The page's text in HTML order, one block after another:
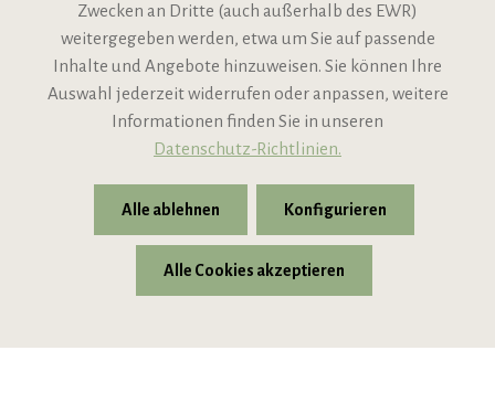
Informationen
Support
* Alle Preise inkl. gesetzl. Mehrwertsteuer zzgl.Versandkosten
Zwecken an Dritte (auch außerhalb des EWR)
weitergegeben werden, etwa um Sie auf passende
Inhalte und Angebote hinzuweisen. Sie können Ihre
Auswahl jederzeit widerrufen oder anpassen, weitere
Informationen finden Sie in unseren
Datenschutz-Richtlinien.
Alle ablehnen Konfigurieren
Alle Cookies akzeptieren